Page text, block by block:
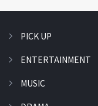
PICK UP
ENTERTAINMENT
MUSIC